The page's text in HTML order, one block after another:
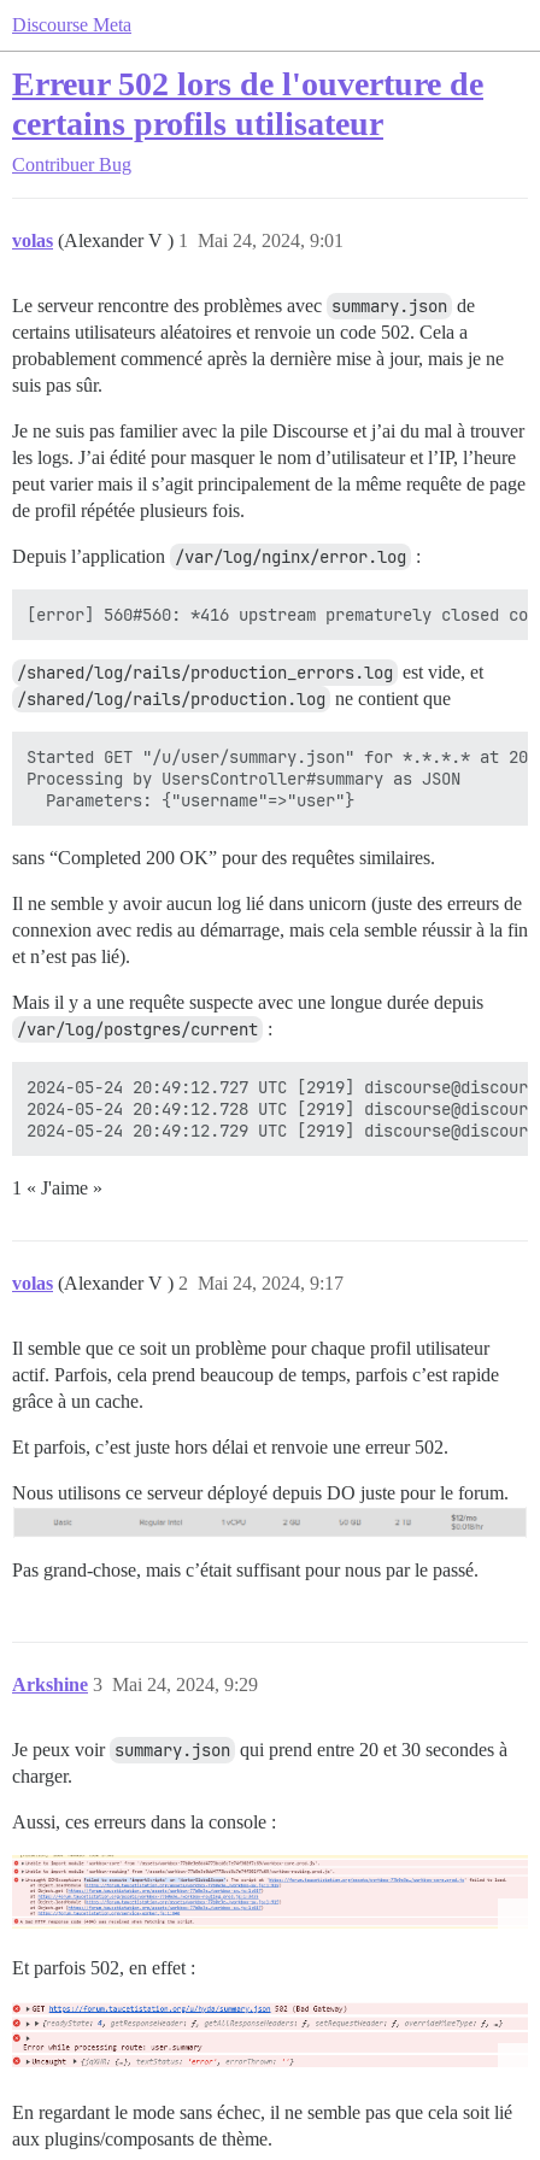
Discourse Meta
Erreur 502 lors de l'ouverture de
certains profils utilisateur
Contribuer Bug
volas (Alexander V ) Mai 24, 2024, 9:01
1
Le serveur rencontre des problèmes avec summary.json de
certains utilisateurs aléatoires et renvoie un code 502. Cela a
probablement commencé après la dernière mise à jour, mais je ne
suis pas sûr.
Je ne suis pas familier avec la pile Discourse et j’ai du mal à trouver
les logs. J’ai édité pour masquer le nom d’utilisateur et l’IP, l’heure
peut varier mais il s’agit principalement de la même requête de page
de profil répétée plusieurs fois.
Depuis l’application /var/log/nginx/error.log :
/shared/log/rails/production_errors.log est vide, et
/shared/log/rails/production.log ne contient que
Started GET "/u/user/summary.json" for *.*.*.* at
Processing by UsersController#summary as JSON
sans “Completed 200 OK” pour des requêtes similaires.
Il ne semble y avoir aucun log lié dans unicorn (juste des erreurs de
connexion avec redis au démarrage, mais cela semble réussir à la fin
et n’est pas lié).
Mais il y a une requête suspecte avec une longue durée depuis
/var/log/postgres/current :
2024-05-24 20:49:12.727 UTC [2919]
2024-05-24 20:49:12.728 UTC [2919]
1 « J'aime »
volas (Alexander V ) Mai 24, 2024, 9:17
2
Il semble que ce soit un problème pour chaque profil utilisateur
actif. Parfois, cela prend beaucoup de temps, parfois c’est rapide
grâce à un cache.
Et parfois, c’est juste hors délai et renvoie une erreur 502.
Nous utilisons ce serveur déployé depuis DO juste pour le forum.
Pas grand-chose, mais c’était suffisant pour nous par le passé.
Arkshine Mai 24, 2024, 9:29
3
Je peux voir summary.json qui prend entre 20 et 30 secondes à
charger.
Aussi, ces erreurs dans la console :
Et parfois 502, en effet :
En regardant le mode sans échec, il ne semble pas que cela soit lié
aux plugins/composants de thème.